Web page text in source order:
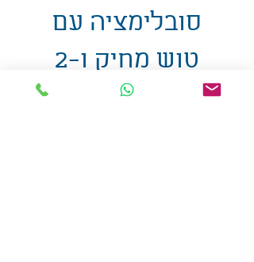
סובלימציה עם
טוש מחיק ו-2
מגנטים מעוצבים